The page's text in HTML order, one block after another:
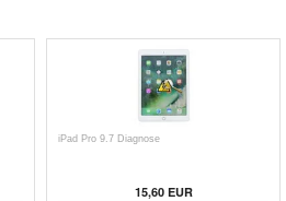
iPad Pro 9.7 Diagnose
15,60 EUR